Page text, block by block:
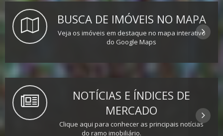
BUSCA DE IMÓVEIS NO MAPA
Veja os imóveis em destaque no mapa interativo
do Google Maps
NOTÍCIAS E ÍNDICES DE
MERCADO
Clique aqui para conhecer as principais notícias
do ramo imobiliário.